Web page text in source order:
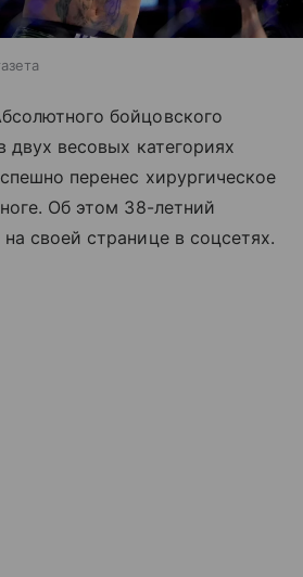
бойцовского
двух весовых категориях
перенес хирургическое
Об этом 38-летний
своей странице в соцсетях.